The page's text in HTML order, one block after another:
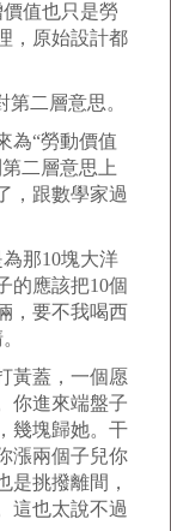
值也只是勞
，原始設計都
二層意思。
為“勞動價值
二層意思上
，跟數學家過
那10塊大洋
的應該把10個
，要不我喝西
黃蓋，一個愿
你進來端盤子
幾塊歸她。干
漲兩個子兒你
是挑撥離間，
這也太說不過